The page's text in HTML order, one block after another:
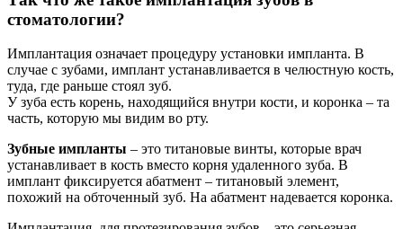
стоматологии?
Имплантация означает процедуру установки импланта. В
случае с зубами, имплант устанавливается в челюстную кость,
туда, где раньше стоял зуб.
У зуба есть корень, находящийся внутри кости, и коронка – та
часть, которую мы видим во рту.
Зубные импланты – это титановые винты, которые врач
устанавливает в кость вместо корня удаленного зуба. В
имплант фиксируется абатмент – титановый элемент,
похожий на обточенный зуб. На абатмент надевается коронка.